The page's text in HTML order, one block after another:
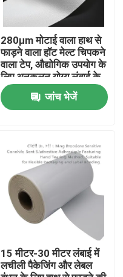
280μm मोटाई वाला हाथ से
फाड़ने वाला हॉट मेल्ट चिपकने
वाला टेप, औद्योगिक उपयोग के
लिए अनुकूलन योग्य लंबाई के
साथ
जांच भेजें
15 मीटर-30 मीटर लंबाई में
लचीली पैकेजिंग और लेबल